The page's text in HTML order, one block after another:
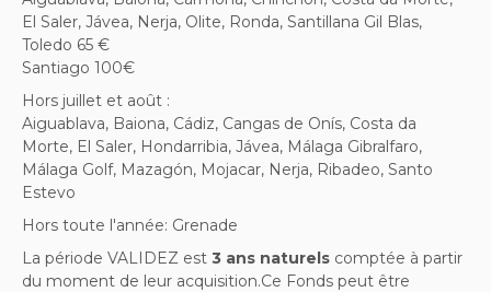
El Saler, Jávea, Nerja, Olite, Ronda, Santillana Gil Blas,
Toledo 65 €
Santiago 100€
Hors juillet et août :
Aiguablava, Baiona, Cádiz, Cangas de Onís, Costa da
Morte, El Saler, Hondarribia, Jávea, Málaga Gibralfaro,
Málaga Golf, Mazagón, Mojacar, Nerja, Ribadeo, Santo
Estevo
Hors toute l'année: Grenade
La période VALIDEZ est 3 ans naturels comptée à partir
du moment de leur acquisition.Ce Fonds peut être